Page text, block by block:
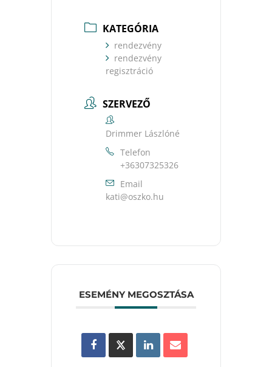
KATEGÓRIA
rendezvény
rendezvény
regisztráció
SZERVEZŐ
Drimmer Lászlóné
Telefon
+36307325326
Email
uh.okzso@itak
ESEMÉNY MEGOSZTÁSA